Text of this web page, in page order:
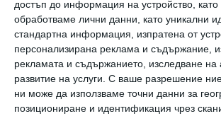
достъп до информация на устройство, като
обработваме лични данни, като уникални
стандартна информация, изпратена от
персонализирана реклама и съдържание,
рекламата и съдържанието, изследване на
развитие на услуги. С ваше разрешение
ни може да използваме точни данни за
позициониране и идентификация чрез
срещано предприемчивите
не им провърви в един бизнес,
сменят курса без да униват
неуспеха. Или пък едновременно
пробват в няколко направления.